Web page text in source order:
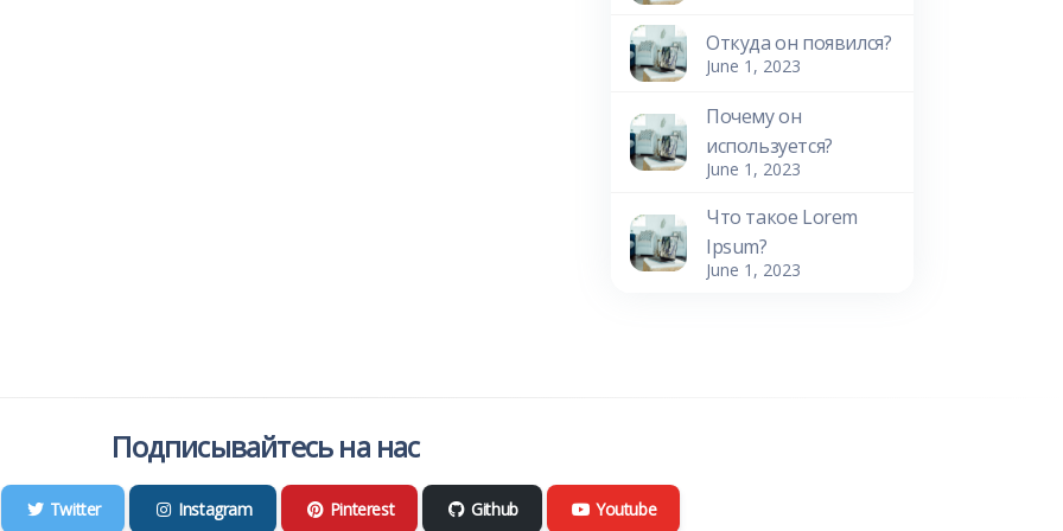
Откуда он появился?
June 1, 2023
Почему он
используется?
June 1, 2023
Что такое Lorem
Ipsum?
June 1, 2023
Подписывайтесь на нас
Twitter Instagram Pinterest Github Youtube